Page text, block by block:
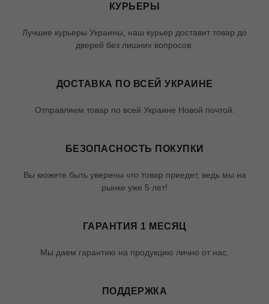
КУРЬЕРЫ
Лучшие курьеры Украины, наш курьер доставит товар до
дверей без лишних вопросов.
ДОСТАВКА ПО ВСЕЙ УКРАИНЕ
Отправляем товар по всей Украине Новой почтой.
БЕЗОПАСНОСТЬ ПОКУПКИ
Вы можете быть уверены что товар приедет, ведь мы на
рынке уже 5 лет!
ГАРАНТИЯ 1 МЕСЯЦ
Мы даем гарантию на продукцию лично от нас.
ПОДДЕРЖКА